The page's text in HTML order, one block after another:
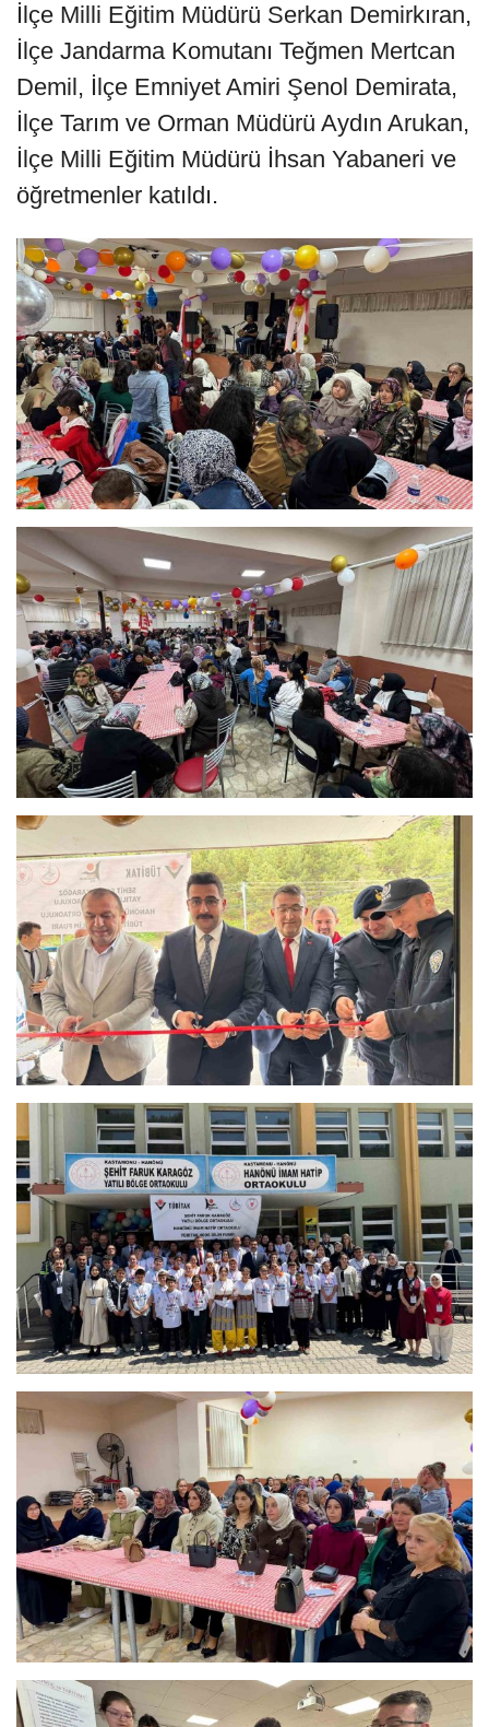
İlçe Milli Eğitim Müdürü Serkan Demirkıran,
İlçe Jandarma Komutanı Teğmen Mertcan
Demil, İlçe Emniyet Amiri Şenol Demirata,
İlçe Tarım ve Orman Müdürü Aydın Arukan,
İlçe Milli Eğitim Müdürü İhsan Yabaneri ve
öğretmenler katıldı.